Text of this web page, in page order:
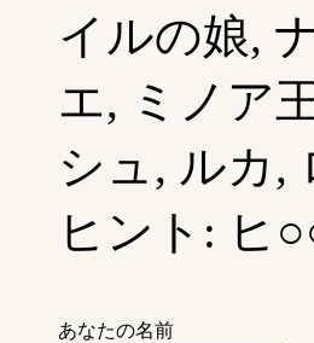
イルの娘,
エ, ミノア
シュ, ルカ,
ヒント: ヒ
あなたの名前